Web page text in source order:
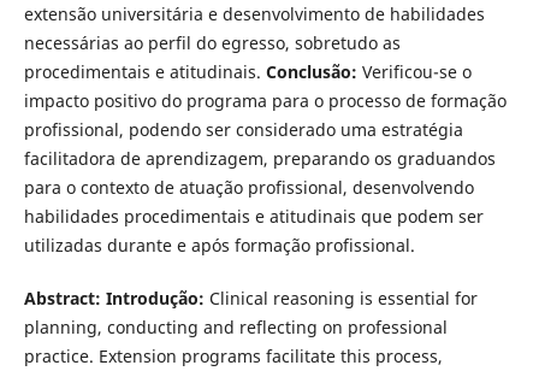
extensão universitária e desenvolvimento de habilidades
necessárias ao perfil do egresso, sobretudo as
procedimentais e atitudinais. Conclusão: Verificou-se o
impacto positivo do programa para o processo de formação
profissional, podendo ser considerado uma estratégia
facilitadora de aprendizagem, preparando os graduandos
para o contexto de atuação profissional, desenvolvendo
habilidades procedimentais e atitudinais que podem ser
utilizadas durante e após formação profissional.
Abstract: Introdução: Clinical reasoning is essential for
planning, conducting and reflecting on professional
practice. Extension programs facilitate this process,